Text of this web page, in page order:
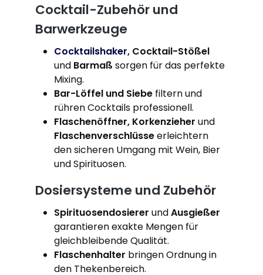
Cocktail-Zubehör und
Barwerkzeuge
Cocktailshaker, Cocktail-Stößel
und Barmaß sorgen für das perfekte
Mixing.
Bar-Löffel und Siebe filtern und
rühren Cocktails professionell.
Flaschenöffner, Korkenzieher und
Flaschenverschlüsseerleichtern
den sicheren Umgang mit Wein, Bier
und Spirituosen.
Dosiersysteme und Zubehör
Spirituosendosierer undAusgießer
garantieren exakte Mengen für
gleichbleibende Qualität.
Flaschenhalter bringen Ordnung in
den Thekenbereich.